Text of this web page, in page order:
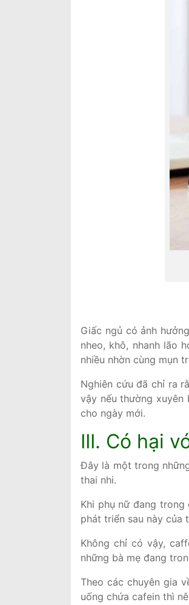
Giấc ngủ có ảnh
nheo, khô, nhanh lão
nhiều nhờn cùng mụn
Nghiên cứu đã chỉ ra
vậy nếu thường xuyên
cho ngày mới.
III. Có hại
Đây là một trong
thai nhi.
Khi phụ nữ đang
phát triển sau này của
Không chỉ có vậy,
những bà mẹ đang
Theo các chuyên gia
uống chứa cafein thì